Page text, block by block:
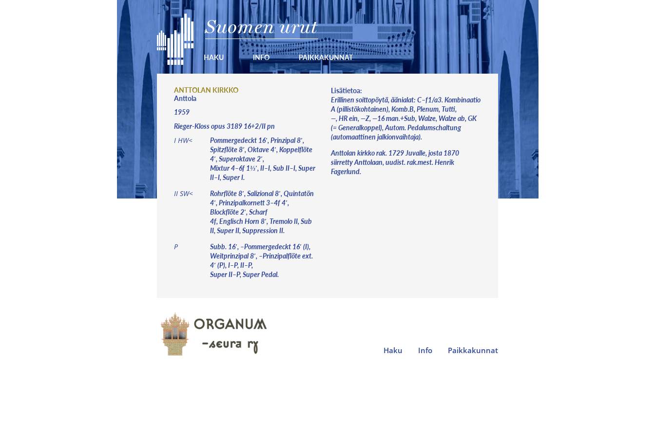
Suomen urut
HAKU INFO PAIKKAKUNNAT
ANTTOLAN KIRKKO
Anttola
1959
Rieger-Kloss opus 3189 16+2/II pn
I HW<
Pommergedeckt 16′, Prinzipal 8′,
Spitzflöte 8′, Oktave 4′, Koppelflöte
4′, Superoktave 2′,
Mixtur 4–6f 1⅓′, II–I, Sub II–I, Super
II–I, Super I.
II SW<
Rohrflöte 8′, Salizional 8′, Quintatön
4′, Prinzipalkornett 3–4f 4′,
Blockflöte 2′, Scharf
4f, Englisch Horn 8′, Tremolo II, Sub
II, Super II, Suppression II.
P
Subb. 16′, –Pommergedeckt 16′ (I),
Weitprinzipal 8′, –Prinzipalflöte ext.
4′ (P), I–P, II–P,
Super II–P, Super Pedal.
Lisätietoa:
Erillinen soittopöytä, äänialat: C–f1/a3. Kombinaatio
A (pillistökohtainen), Komb.B, Plenum, Tutti,
—, HR ein, —Z, —16 man.+Sub, Walze, Walze ab, GK
(= Generalkoppel), Autom. Pedalumschaltung
(automaattinen jalkionvaihtaja).
Anttolan kirkko rak. 1729 Juvalle, josta 1870
siirretty Anttolaan, uudist. rak.mest. Henrik
Fagerlund.
Haku Info Paikkakunnat